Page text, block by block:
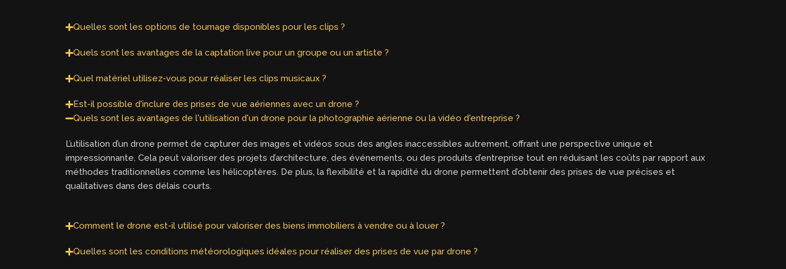
Quelles sont les options de tournage disponibles pour les clips ?
Quels sont les avantages de la captation live pour un groupe ou un artiste ?
Quel matériel utilisez-vous pour réaliser les clips musicaux ?
Est-il possible d'inclure des prises de vue aériennes avec un drone ?
Quels sont les avantages de l'utilisation d'un drone pour la photographie aérienne ou la vidéo d'entreprise ?
L’utilisation d’un drone permet de capturer des images et vidéos sous des angles inaccessibles autrement, offrant une perspective unique et
impressionnante. Cela peut valoriser des projets d’architecture, des événements, ou des produits d’entreprise tout en réduisant les coûts par rapport aux
méthodes traditionnelles comme les hélicoptères. De plus, la flexibilité et la rapidité du drone permettent d’obtenir des prises de vue précises et
qualitatives dans des délais courts.
Comment le drone est-il utilisé pour valoriser des biens immobiliers à vendre ou à louer ?
Quelles sont les conditions météorologiques idéales pour réaliser des prises de vue par drone ?